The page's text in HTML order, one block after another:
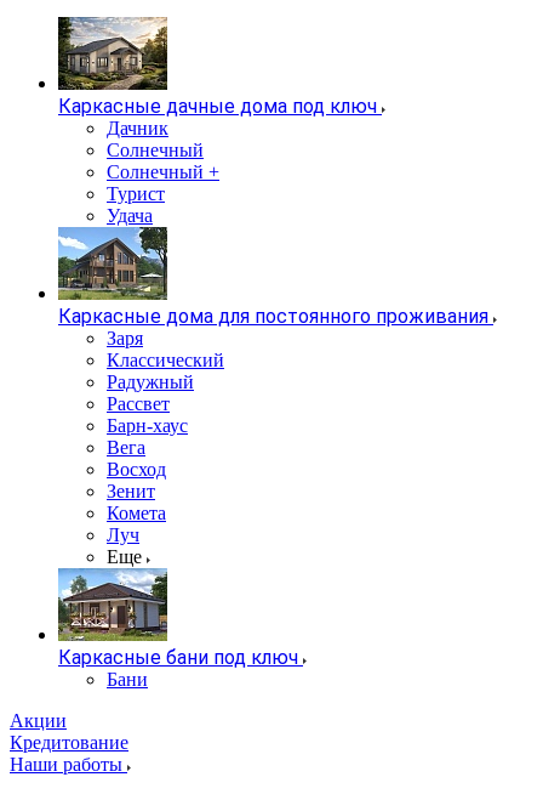
Каркасные дачные дома под ключ
Дачник
Солнечный
Солнечный +
Турист
Удача
Каркасные дома для постоянного проживания
Заря
Классический
Радужный
Рассвет
Барн-хаус
Вега
Восход
Зенит
Комета
Луч
Еще
Каркасные бани под ключ
Бани
Акции
Кредитование
Наши работы